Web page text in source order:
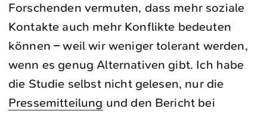
Forschenden vermuten, dass mehr soziale
Kontakte auch mehr Konflikte bedeuten
können – weil wir weniger tolerant werden,
wenn es genug Alternativen gibt. Ich habe
die Studie selbst nicht gelesen, nur die
Pressemitteilung und den Bericht bei